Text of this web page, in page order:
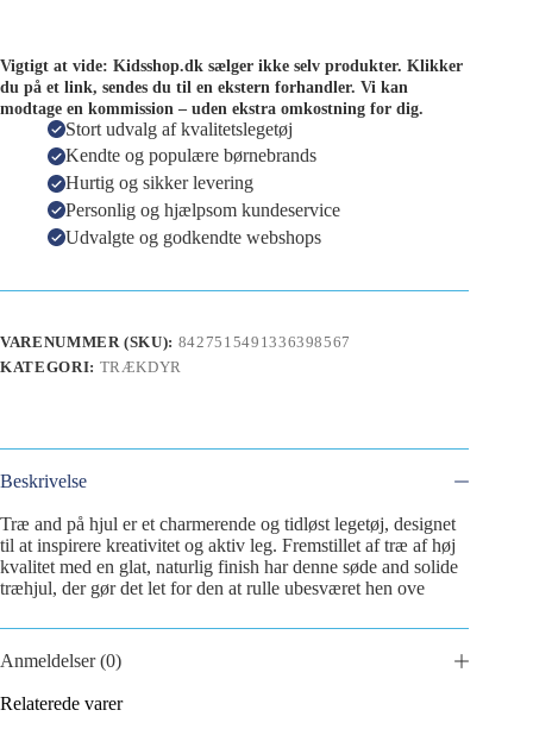
Vigtigt at vide: Kidsshop.dk sælger ikke selv produkter. Klikker
du på et link, sendes du til en ekstern forhandler. Vi kan
modtage en kommission – uden ekstra omkostning for dig.
Stort udvalg af kvalitetslegetøj
Kendte og populære børnebrands
Hurtig og sikker levering
Personlig og hjælpsom kundeservice
Udvalgte og godkendte webshops
VARENUMMER (SKU): 8427515491336398567
KATEGORI: TRÆKDYR
Beskrivelse
Træ and på hjul er et charmerende og tidløst legetøj, designet
til at inspirere kreativitet og aktiv leg. Fremstillet af træ af høj
kvalitet med en glat, naturlig finish har denne søde and solide
træhjul, der gør det let for den at rulle ubesværet hen ove
Anmeldelser (0)
Relaterede varer